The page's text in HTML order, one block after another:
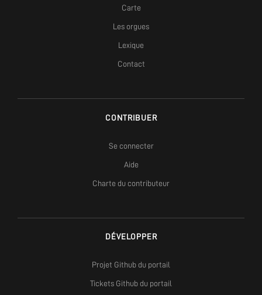
Carte
Les orgues
Lexique
Contact
CONTRIBUER
Se connecter
Aide
Charte du contributeur
DÉVELOPPER
Projet Github du portail
Tickets Github du portail